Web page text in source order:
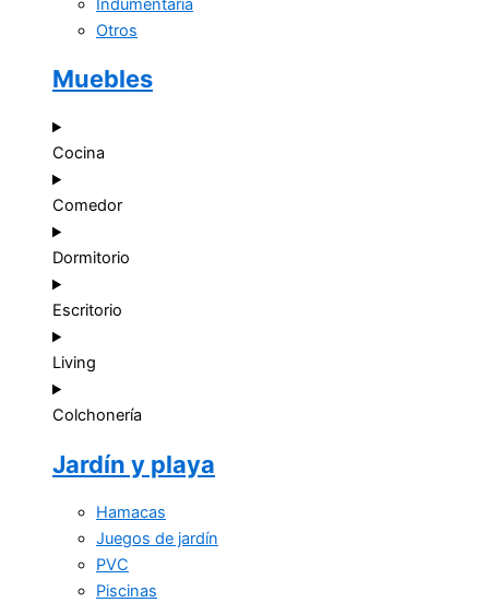
Indumentaria
Otros
Muebles
Cocina
Comedor
Dormitorio
Escritorio
Living
Colchonería
Jardín y playa
Hamacas
Juegos de jardín
PVC
Piscinas